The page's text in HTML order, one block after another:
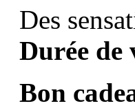
Des
Durée de
Bon